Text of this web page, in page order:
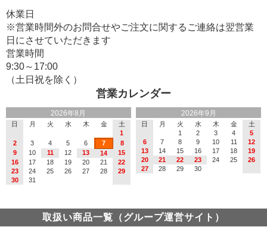
営業カレンダー
2026年8月
日 月 火 水 木 金
土
1
2
3 4 5 6 7
8
9
10 11 12 13 14
15
16
17 18 19 20 21
22
23
24 25 26 27 28
29
30
31
2026年9月
日 月 火 水 木 金
土
1
2 3 4
5
6
7 8 9 10 11
12
13
14 15 16 17 18
19
20
21 22 23 24 25
26
27
28 29 30
休業日
※営業時間外のお問合せやご注文に関するご連絡は翌営業
日にさせていただきます
営業時間
9:30～17:00
（土日祝を除く）
取扱い商品一覧（グループ運営サイト）